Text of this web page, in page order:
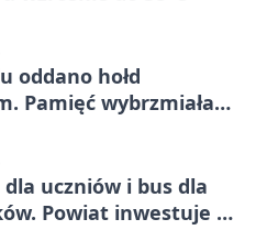
oddano hołd
Pamięć wybrzmiała
uczniów i bus dla
Powiat inwestuje w